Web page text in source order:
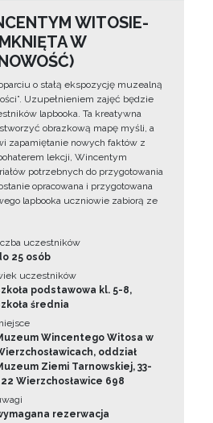
WITOSIE-
W
o stałą ekspozycję muzealną
Uzupełnieniem zajęć będzie
lapbooka. Ta kreatywna
obrazkową mapę myśli, a
zapamiętanie nowych faktów z
lekcji, Wincentym
potrzebnych do przygotowania
opracowana i przygotowana
lapbooka uczniowie zabiorą ze
uczestników
25 osób
uczestników
podstawowa kl. 5-8,
średnia
Wincentego Witosa w
oddział
Ziemi Tarnowskiej, 33-
Wierzchosławice 698
rezerwacja